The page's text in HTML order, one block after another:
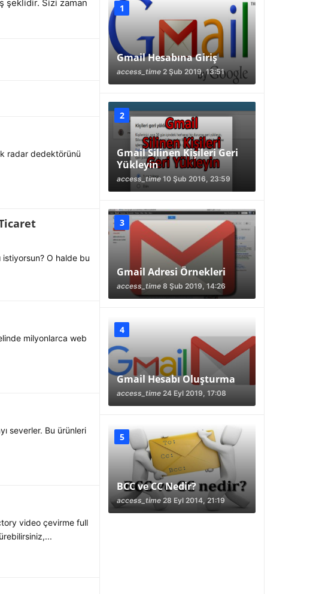
şeklidir. Sizi zaman
radar dedektörünü
istiyorsun? O halde bu
milyonlarca web
severler. Bu ürünleri
video çevirme full
Gmail Hesabına Giriş
access_time 2 Şub 2019, 13:51
Gmail Silinen Kişileri Geri
Yükleyin
access_time 10 Şub 2016, 23:59
Gmail Adresi Örnekleri
access_time 8 Şub 2019, 14:26
Gmail Hesabı Oluşturma
access_time 24 Eyl 2019, 17:08
BCC ve CC Nedir?
access_time 28 Eyl 2014, 21:19